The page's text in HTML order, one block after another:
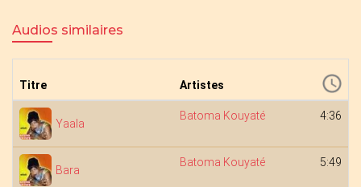
Audios similaires
Titre Artistes
Yaala
Batoma Kouyaté 4:36
Bara
Batoma Kouyaté 5:49